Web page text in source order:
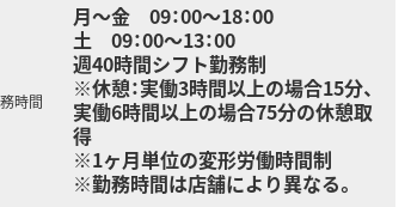
時間
月～金 09：00～18：00
土 09：00～13：00
週40時間シフト勤務制
※休憩：実働3時間以上の場合15分、
実働6時間以上の場合75分の休憩取
得
※1ヶ月単位の変形労働時間制
※勤務時間は店舗により異なる。